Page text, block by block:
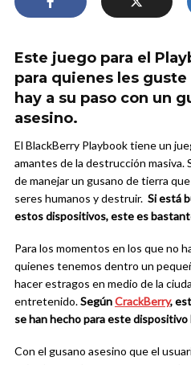
Este juego para el
para quienes les
hay a su paso con un
asesino.
El BlackBerry Playbook tiene un
amantes de la destrucción masiva.
de manejar un gusano de tierra
seres humanos y destruir. Si está
estos dispositivos, este es
Para los momentos en los que no
quienes tenemos dentro un
hacer estragos en medio de la
entretenido.SegúnCrackBerry,
se han hecho para este dispositivo
Con el gusano asesino que el